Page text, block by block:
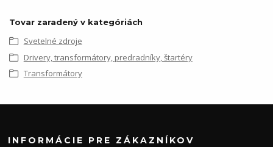
Tovar zaradený v kategóriách
Svetelné zdroje
Drivery, transformátory, predradníky, štartéry
Transformátory
INFORMÁCIE PRE ZÁKAZNÍKOV